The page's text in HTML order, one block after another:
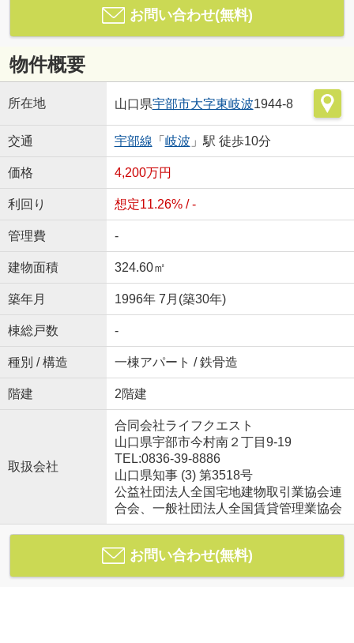
お問い合わせ(無料)
物件概要
所在地 山口県宇部市大字東岐波1944-8
交通 宇部線 「 岐波 」駅 徒歩10分
価格 4,200万円
利回り 想定11.26% / -
管理費 -
建物面積 324.60㎡
築年月 1996年 7月(築30年)
棟総戸数 -
種別 / 構造 一棟アパート / 鉄骨造
階建 2階建
取扱会社
合同会社ライフクエスト
山口県宇部市今村南２丁目9-19
TEL:0836-39-8886
山口県知事 (3) 第3518号
公益社団法人全国宅地建物取引業協会連
合会、一般社団法人全国賃貸管理業協会
お問い合わせ(無料)